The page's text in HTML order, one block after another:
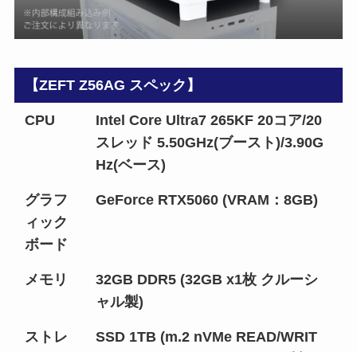
【ZEFT Z56AG スペック】
CPU
Intel Core Ultra7 265KF 20コア/20
スレッド 5.50GHz(ブースト)/3.90G
Hz(ベース)
グラフ
ィック
ボード
GeForce RTX5060 (VRAM：8GB)
メモリ
32GB DDR5 (32GB x1枚 クルーシ
ャル製)
ストレ
SSD 1TB (m.2 nVMe READ/WRIT